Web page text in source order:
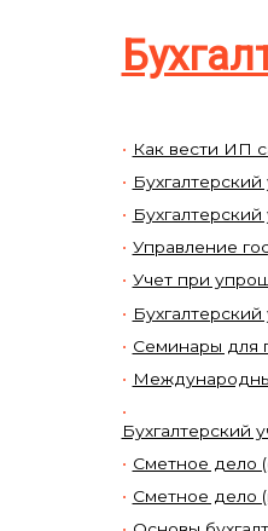
Как вести ИП
Управление
Учет при
Семинары для
Бухгалтерский
Сметное дело
Сметное дело